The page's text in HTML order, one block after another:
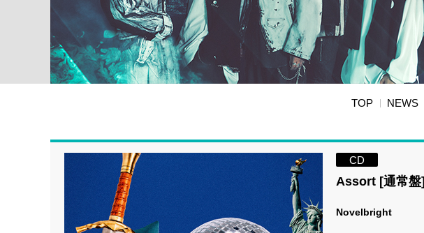
TOP NEWS
CD
Assort [通常盤]
Novelbright